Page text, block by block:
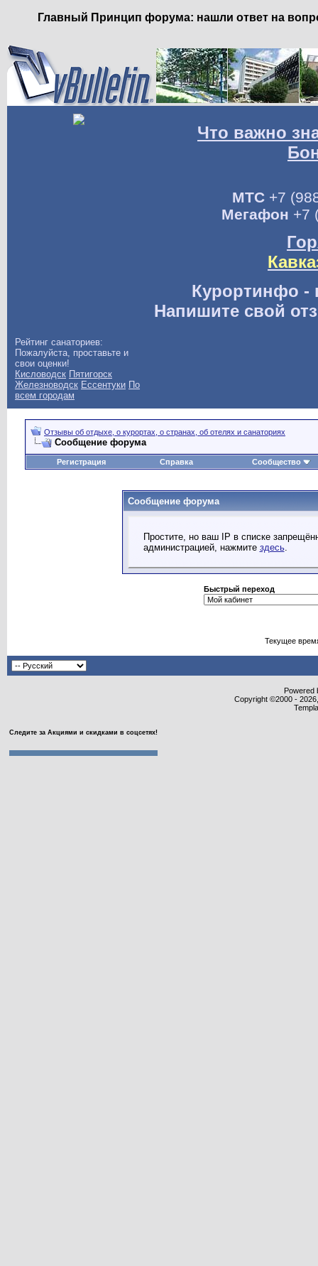
Главный Принцип форума: нашли ответ на
Что важно
МТС+7
Мегафон +7
Курортинфо -
Напишите свой
Рейтинг санаториев:
Пожалуйста, проставьте и
свои оценки!
Кисловодск Пятигорск
Железноводск Ессентуки По
всем городам
Отзывы об отдыхе, о курортах, о странах, об отелях и санаториях
Сообщение форума
Регистрация Справка Сообщество
Сообщение форума
Простите, но ваш IP в списке
администрацией, нажмите здесь.
Быстрый переход
Текущее
Powered
Copyright ©2000 -
Следите за Акциями и скидками в соцсетях!